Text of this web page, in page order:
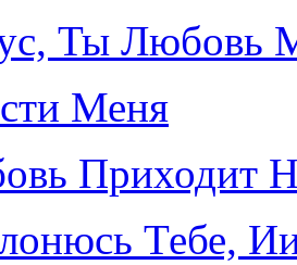
Ты Любовь
Меня
Приходит
Тебе,